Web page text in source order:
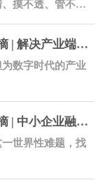
摸不透、管不
《产业数字金融》精彩书摘 | 解决产业端金融供给痛点的四种探索模式
数字时代的产业
《产业数字金融》精彩书摘 | 中小企业融资难融资贵原因何在
世界性难题，找